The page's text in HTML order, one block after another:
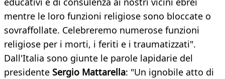
mentre le loro funzioni religiose sono bloccate o
sovraffollate. Celebreremo numerose funzioni
religiose per i morti, i feriti e i traumatizzati".
Dall'Italia sono giunte le parole lapidarie del
presidente Sergio Mattarella: "Un ignobile atto di